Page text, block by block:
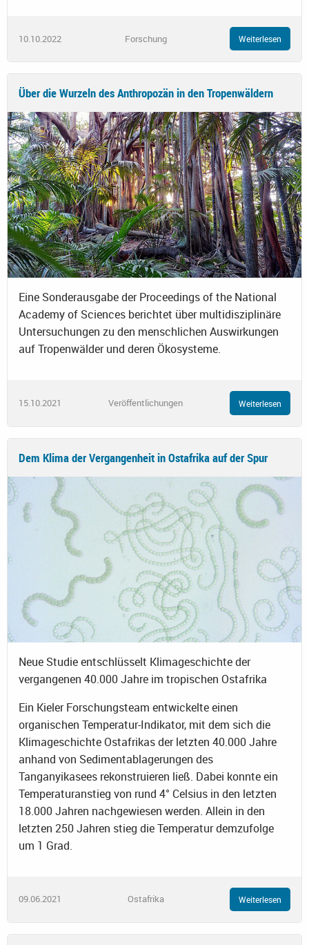
10.10.2022 Forschung Weiterlesen
Über die Wurzeln des Anthropozän in den Tropenwäldern
Eine Sonderausgabe der Proceedings of the National
Academy of Sciences berichtet über multidisziplinäre
Untersuchungen zu den menschlichen Auswirkungen
auf Tropenwälder und deren Ökosysteme.
15.10.2021 Veröffentlichungen Weiterlesen
Dem Klima der Vergangenheit in Ostafrika auf der Spur
Neue Studie entschlüsselt Klimageschichte der
vergangenen 40.000 Jahre im tropischen Ostafrika
Ein Kieler Forschungsteam entwickelte einen
organischen Temperatur-Indikator, mit dem sich die
Klimageschichte Ostafrikas der letzten 40.000 Jahre
anhand von Sedimentablagerungen des
Tanganyikasees rekonstruieren ließ. Dabei konnte ein
Temperaturanstieg von rund 4° Celsius in den letzten
18.000 Jahren nachgewiesen werden. Allein in den
letzten 250 Jahren stieg die Temperatur demzufolge
um 1 Grad.
09.06.2021 Ostafrika Weiterlesen